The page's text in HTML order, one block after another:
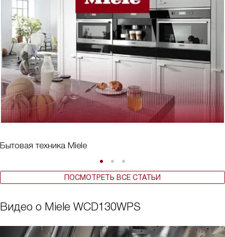
Бытовая техника Miele
ПОСМОТРЕТЬ ВСЕ СТАТЬИ
Видео о Miele WCD130WPS